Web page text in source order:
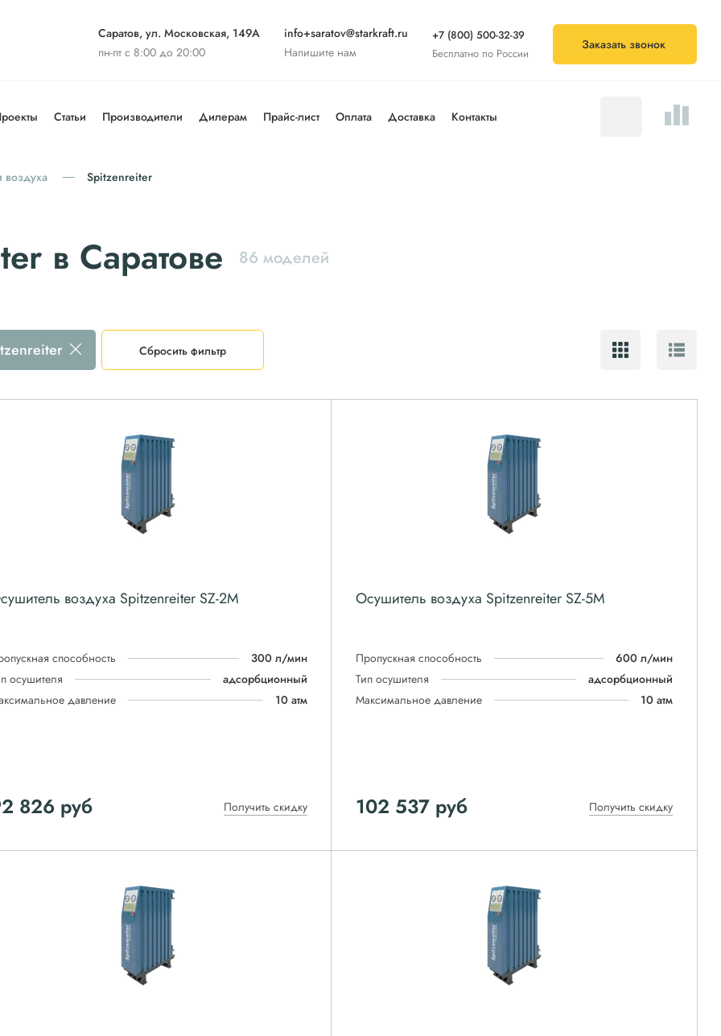
Саратов, ул. Московская, 149А
пн-пт с 8:00 до 20:00
info+saratov@starkraft.ru
Напишите нам
+7 (800) 500-32-39
Бесплатно по России
Заказать звонок
Статьи Производители Дилерам Прайс-лист Оплата Доставка Контакты
воздуха Spitzenreiter
в Саратове 86 моделей
Сбросить фильтр
воздуха Spitzenreiter SZ-2M
способность
300 л/мин
осушителя
адсорбционный
давление
10 атм
826 руб Получить скидку
Осушитель воздуха Spitzenreiter SZ-5M
Пропускная способность
600 л/мин
Тип осушителя
адсорбционный
Максимальное давление
10 атм
102 537руб Получить скидку